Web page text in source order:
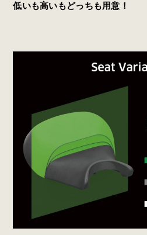
低いも高いもどっちも用意！